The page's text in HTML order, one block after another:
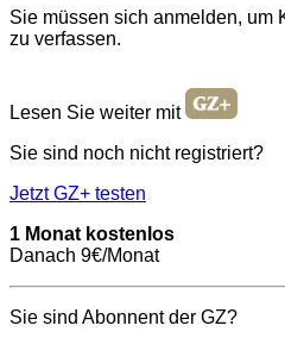
Sie müssen sich anmelden, um
zu verfassen.
Lesen Sie weiter mit
Sie sind noch nicht registriert?
Jetzt GZ+ testen
1 Monat kostenlos
Danach 9€/Monat
Sie sind Abonnent der GZ?